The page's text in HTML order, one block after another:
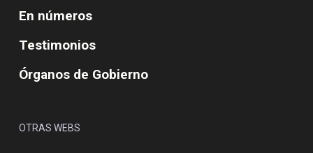
En números
Testimonios
Órganos de Gobierno
OTRAS WEBS